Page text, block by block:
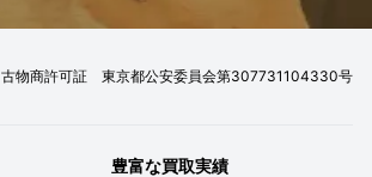
古物商許可証 東京都公安委員会第307731104330号
豊富な買取実績